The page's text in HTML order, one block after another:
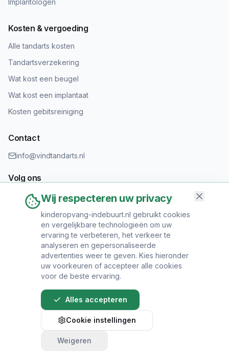
Implantologen
Kosten & vergoeding
Alle tandarts kosten
Tandartsverzekering
Wat kost een beugel
Wat kost een implantaat
Kosten gebitsreiniging
Contact
info@vindtandarts.nl
Volg ons
Informatie toevoegen?
Heeft u een tandartspraktijk? Neem contact op om uw praktijk
toe te voegen.
© 2024 Vind Tandarts. Alle rechten voorbehouden.
Over Ons
• Privacy Policy
Voorwaarden
• Sitemap
Wij respecteren uw privacy
kinderopvang-indebuurt.nl gebruikt cookies
en vergelijkbare technologieën om uw
ervaring te verbeteren, het verkeer te
analyseren en gepersonaliseerde
advertenties weer te geven. Kies hieronder
uw voorkeuren of accepteer alle cookies
voor de beste ervaring.
Alles accepteren
Cookie instellingen
Weigeren